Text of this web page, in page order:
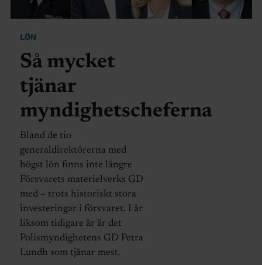
LÖN
Så mycket
tjänar
myndighetscheferna
Bland de tio
generaldirektörerna med
högst lön finns inte längre
Försvarets materielverks GD
med – trots historiskt stora
investeringar i försvaret. I år
liksom tidigare år är det
Polismyndighetens GD Petra
Lundh som tjänar mest.